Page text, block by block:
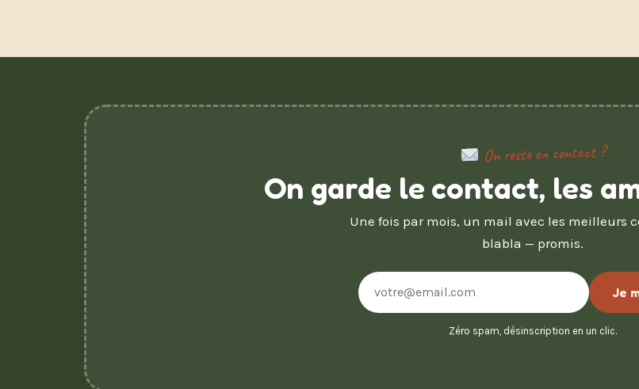
On reste en contact ?
On garde le contact, les
Une fois par mois, un mail avec les meilleurs
blabla — promis.
mail
Je
Zéro spam, désinscription en un clic.